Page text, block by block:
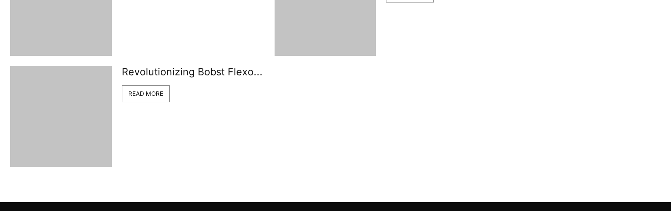
Revolutionizing Bobst Flexo...
READ MORE